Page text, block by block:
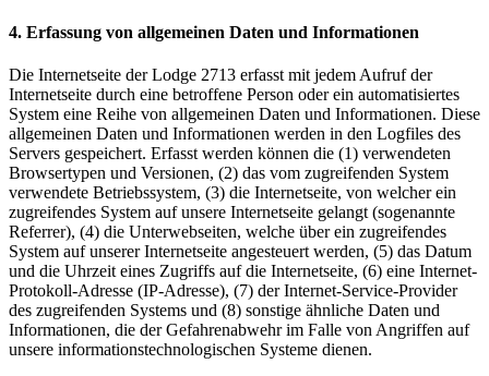
4. Erfassung von allgemeinen Daten und Informationen
Die Internetseite der Lodge 2713 erfasst mit jedem Aufruf der
Internetseite durch eine betroffene Person oder ein automatisiertes
System eine Reihe von allgemeinen Daten und Informationen. Diese
allgemeinen Daten und Informationen werden in den Logfiles des
Servers gespeichert. Erfasst werden können die (1) verwendeten
Browsertypen und Versionen, (2) das vom zugreifenden System
verwendete Betriebssystem, (3) die Internetseite, von welcher ein
zugreifendes System auf unsere Internetseite gelangt (sogenannte
Referrer), (4) die Unterwebseiten, welche über ein zugreifendes
System auf unserer Internetseite angesteuert werden, (5) das Datum
und die Uhrzeit eines Zugriffs auf die Internetseite, (6) eine Internet-
Protokoll-Adresse (IP-Adresse), (7) der Internet-Service-Provider
des zugreifenden Systems und (8) sonstige ähnliche Daten und
Informationen, die der Gefahrenabwehr im Falle von Angriffen auf
unsere informationstechnologischen Systeme dienen.